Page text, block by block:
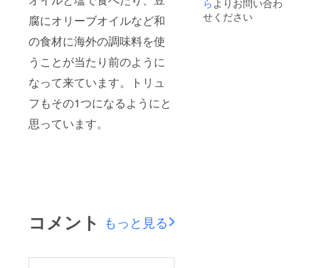
腐にオリーブオイルなど和
の食材に海外の調味料を使
うことが当たり前のように
なって来ています。トリュ
フもその1つになるようにと
思っています。
コメント もっと見る
せください